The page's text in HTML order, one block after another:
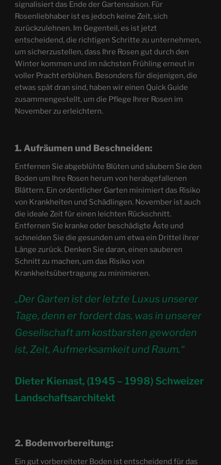
signalisiert das Ende der Gartensaison. Für
Rosenliebhaber ist es jedoch keine Zeit, sich
zurückzulehnen. Im Gegenteil, es ist jetzt
entscheidend, die richtigen Schritte zu unternehmen,
um sicherzustellen, dass Ihre Rosen gut durch den
Winter kommen und im nächsten Frühling erneut in
voller Pracht erblühen. Besonders für diejenigen, die
etwas spät dran sind, haben wir einen Quick Guide
zusammengestellt, um die Pflege Ihrer Rosen im
November zu erleichtern.
1. Aufräumen und Beschneiden:
Entfernen Sie abgeblühte Blüten und säubern Sie den
Boden um Ihre Rosen herum von herabgefallenen
Blättern. Ein ordentlicher Garten minimiert das Risiko
von Krankheiten und Schädlingen. November ist auch
die ideale Zeit für einen leichten Rückschnitt.
Entfernen Sie kranke oder beschädigte Äste und
schneiden Sie die gesunden um etwa ein Drittel ihrer
Länge zurück. Denken Sie daran, einen sauberen
Schnitt zu machen, um das Risiko von
Krankheitsübertragung zu minimieren.
„Der Garten ist der letzte Luxus unserer
Tage, denn er fordert das, was in unserer
Gesellschaft am kostbarsten geworden
ist, Zeit, Aufmerksamkeit und Raum.“
Dieter Kienast, (1945 – 1998) Schweizer
Landschaftsarchitekt
2. Bodenvorbereitung:
Ein gut vorbereiteter Boden ist entscheidend für das